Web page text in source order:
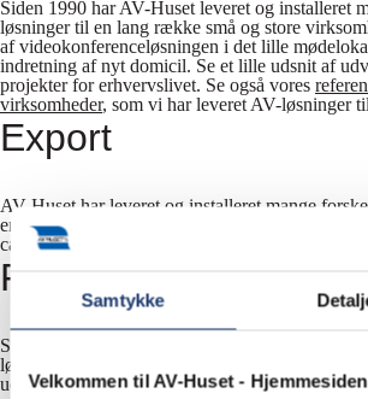
Samtykke
Velkommen til AV-Huset -
Siden 1990 har AV-Huset leveret og installeret
løsninger til en lang række små og store
af videokonferenceløsningen i det lille
indretning af nyt domicil. Se et lille udsnit af
projekter for erhvervslivet. Se også vores
virksomheder, som vi har leveret AV-løsninger
Export
AV-Huset har leveret og installeret mange
en lang række kunder i udlandet. Her følger et
cases.
Folke- & efterskoler
Siden 1990 har AV-Huset leveret og installeret
løsninger til en lang række folke- og efterskoler.
udsnit af udvalgte cases.